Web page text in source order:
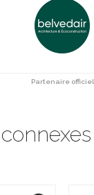
Partenaire officiel